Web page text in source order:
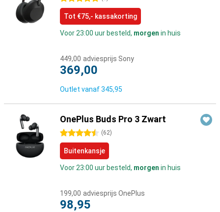
Tot €75,- kassakorting
Voor 23:00 uur besteld, morgen in huis
449,00 adviesprijs Sony
369,00
Outlet vanaf345,95
OnePlus Buds Pro 3 Zwart
4.5 sterren (62)
Buitenkansje
Voor 23:00 uur besteld, morgen in huis
199,00 adviesprijs OnePlus
98,95